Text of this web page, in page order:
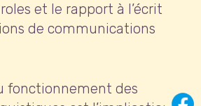
et le rapport à l’écrit
de communications
fonctionnement des